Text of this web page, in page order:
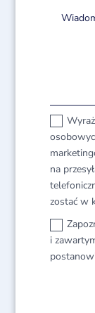
na
zostać w
i